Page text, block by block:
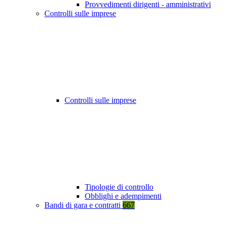
Provvedimenti dirigenti - amministrativi
Controlli sulle imprese
Controlli sulle imprese
Tipologie di controllo
Obblighi e adempimenti
Bandi di gara e contratti 667